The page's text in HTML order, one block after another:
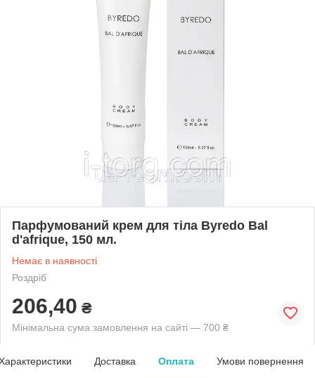
Парфумований крем для тіла Byredo Bal
d'afrique, 150 мл.
Немає в наявності
Роздріб
206,40 ₴
Мінімальна сума замовлення на сайті — 700 ₴
Доставка Оплата Умови повернення